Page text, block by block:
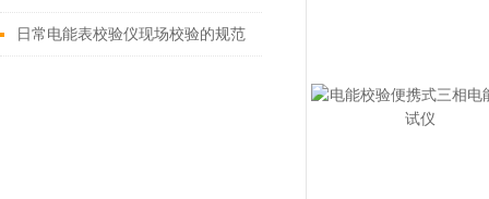
故障分析
日常电能表校验仪现场校验的规范